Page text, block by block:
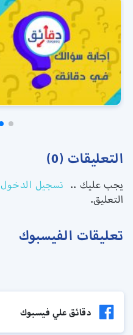
التعليقات (0)
يجب عليك .. تسجيل الدخول
التعليق.
تعليقات الفيسبوك
دقائق علي فيسبوك